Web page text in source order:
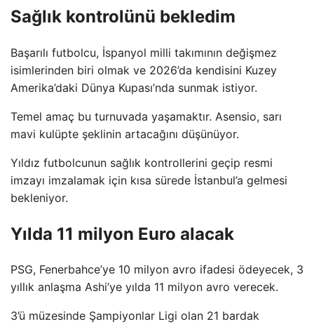
Sağlık kontrolünü bekledim
Başarılı futbolcu, İspanyol milli takımının değişmez
isimlerinden biri olmak ve 2026’da kendisini Kuzey
Amerika’daki Dünya Kupası’nda sunmak istiyor.
Temel amaç bu turnuvada yaşamaktır. Asensio, sarı
mavi kulüpte şeklinin artacağını düşünüyor.
Yıldız futbolcunun sağlık kontrollerini geçip resmi
imzayı imzalamak için kısa sürede İstanbul’a gelmesi
bekleniyor.
Yılda 11 milyon Euro alacak
PSG, Fenerbahce’ye 10 milyon avro ifadesi ödeyecek, 3
yıllık anlaşma Ashi’ye yılda 11 milyon avro verecek.
3’ü müzesinde Şampiyonlar Ligi olan 21 bardak